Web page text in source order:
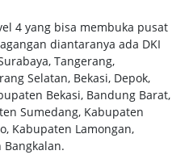
4 yang bisa membuka pusat
diantaranya ada DKI
Tangerang,
Selatan, Bekasi, Depok,
Bekasi, Bandung Barat,
Sumedang, Kabupaten
Kabupaten Lamongan,
Bangkalan.